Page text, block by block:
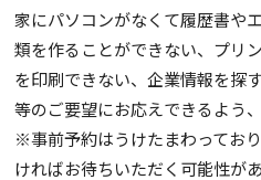
家にパソコンがなくて履歴書や
類を作ることができない、プリ
を印刷できない、企業情報を探
等のご要望にお応えできるよう
※事前予約はうけたまわってお
ければお待ちいただく可能性があ